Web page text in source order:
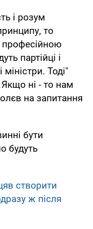
і розум
то
партійці і
Тоді"
Якщо ні - то нам
на запитання
бути
будуть
створити
ж після